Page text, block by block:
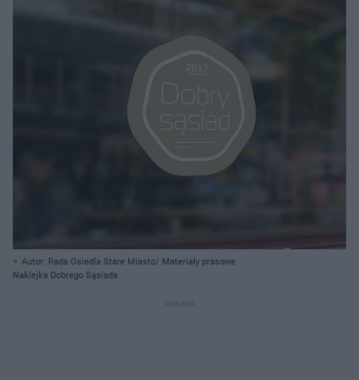
Autor: Rada Osiedla Stare Miasto/ Materiały prasowe
Naklejka Dobrego Sąsiada